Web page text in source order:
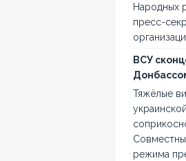
Народных
пресс-
ВСУ
Тяжёлые
режима